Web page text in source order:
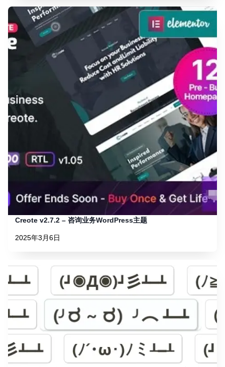
Creote v2.7.2 – 咨询业务WordPress主题
2025年3月6日